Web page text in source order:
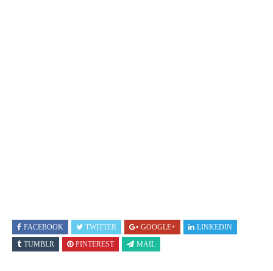
FACEBOOK TWITTER GOOGLE+
LINKEDIN
TUMBLR
PINTEREST MAIL